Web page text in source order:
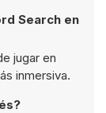
Search en
jugar en
inmersiva.